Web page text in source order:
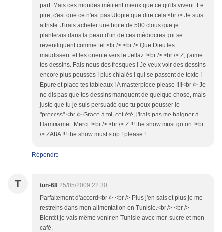
part. Mais ces mondes méritent mieux que ce qu'ils vivent. Le
pire, c'est que ce n'est pas Utopie que dire cela.<br /> Je suis
attristé. J'irais acheter une boite de 500 clous que je
planterais dans la peau d'un de ces médiocres qui se
revendiquent comme tel.<br /> <br /> Que Dieu les
maudissent et les oriente vers le Jellaz !<br /> <br /> Z, j'aime
tes dessins. Fais nous des fresques ! Je veux voir des dessins
encore plus poussés ! plus chialés ! qui se passent de texte !
Epure et place tes tableaux ! A masterpiece please !!!!<br /> Je
ne dis pas que tes dessins manquent de quelque chose, mais
juste que tu je suis persuadé que tu peux pousser le
"process".<br /> Grace à toi, cet été, j'irais pas me baigner à
Hammamet. Merci !<br /> <br /> Z !!! the show must go on !<br
/> ZABA !!! the show must stop ! please !
Répondre
T tun-68 25/05/2009 22:30
Parfaitement d'accord<br /> <br /> Plus j'en sais et plus je me
restreins dans mon alimentation en Tunisie.<br /> <br />
Bientôt je vais même venir en Tunisie avec mon sucre et mon
café.